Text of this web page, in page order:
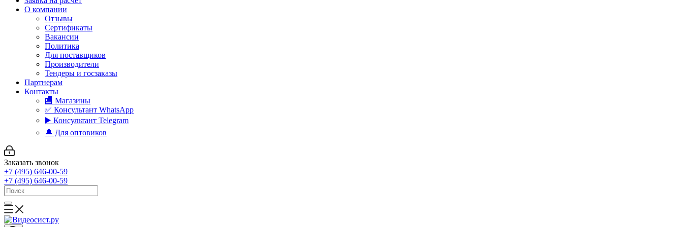
О компании
Отзывы
Сертификаты
Вакансии
Политика
Для поставщиков
Производители
Тендеры и госзаказы
Партнерам
Контакты
🏬 Магазины
✅️ Консультант WhatsApp
▶️ Консультант Telegram
🔔 Для оптовиков
Заказать звонок
+7 (495) 646-00-59
+7 (495) 646-00-59